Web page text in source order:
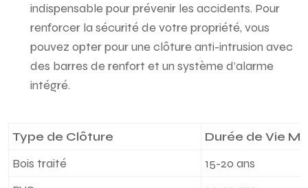
indispensable pour prévenir les accidents. Pour
renforcer la sécurité de votre propriété, vous
pouvez opter pour une clôture anti-intrusion avec
des barres de renfort et un système d’alarme
intégré.
Type de Clôture
Durée de Vie
Bois traité
15-20 ans